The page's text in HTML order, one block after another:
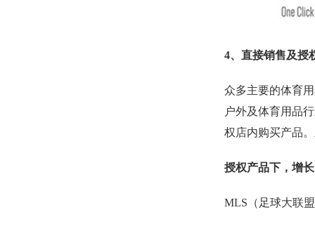
4、直接销售及授
众多主要的体育
户外及体育用品
权店内购买产品
授权产品下，增
MLS（足球大联